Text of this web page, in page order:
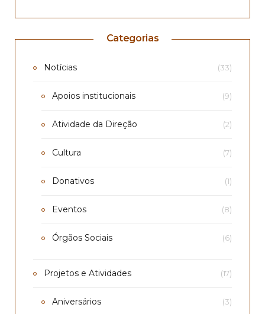
Categorias
Notícias (33)
Apoios institucionais (9)
Atividade da Direção (2)
Cultura (7)
Donativos (1)
Eventos (8)
Órgãos Sociais (6)
Projetos e Atividades (17)
Aniversários (3)